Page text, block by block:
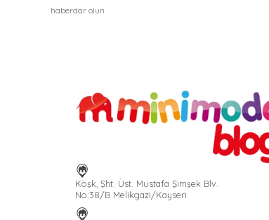
haberdar olun.
Köşk, Şht. Üst. Mustafa Şimşek Blv.
No:38/B Melikgazi/Kayseri